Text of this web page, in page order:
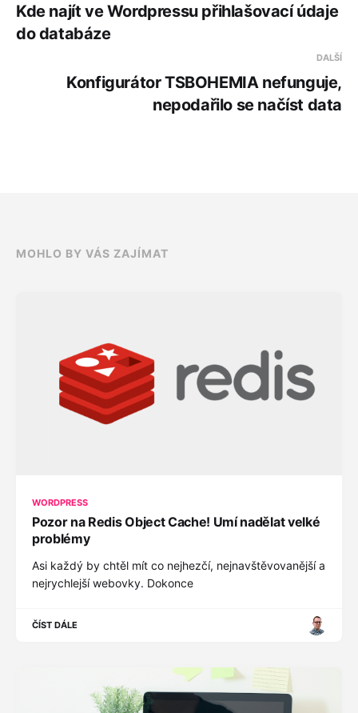
Kde najít ve Wordpressu přihlašovací údaje
do databáze
DALŠÍ
Konfigurátor TSBOHEMIA nefunguje,
nepodařilo se načíst data
MOHLO BY VÁS ZAJÍMAT
WORDPRESS
Pozor na Redis Object Cache! Umí nadělat velké
problémy
Asi každý by chtěl mít co nejhezčí, nejnavštěvovanější a
nejrychlejší webovky. Dokonce
ČÍST DÁLE